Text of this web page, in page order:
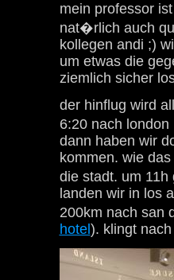
mein professor
nat�rlich auch
kollegen andi ;)
um etwas die
ziemlich sicher
der hinflug wird
6:20 nach
dann haben wir
kommen. wie
die stadt. um
landen wir in los
200km nach san
hotel). klingt